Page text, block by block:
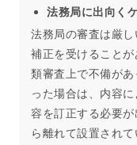
法務局に出向く
法務局の審査は厳
補正を受けること
類審査上で不備が
った場合は、内容
容を訂正する必要
ら離れて設置され